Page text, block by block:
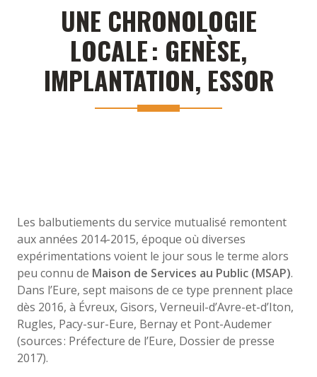
UNE CHRONOLOGIE
LOCALE : GENÈSE,
IMPLANTATION, ESSOR
Les balbutiements du service mutualisé remontent
aux années 2014-2015, époque où diverses
expérimentations voient le jour sous le terme alors
peu connu de Maison de Services au Public (MSAP).
Dans l’Eure, sept maisons de ce type prennent place
dès 2016, à Évreux, Gisors, Verneuil-d’Avre-et-d’Iton,
Rugles, Pacy-sur-Eure, Bernay et Pont-Audemer
(sources : Préfecture de l’Eure, Dossier de presse
2017).